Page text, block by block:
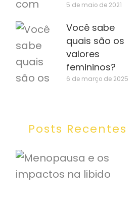
5 de maio de 2021
Você sabe
quais são os
valores
femininos?
6 de março de 2025
Posts Recentes